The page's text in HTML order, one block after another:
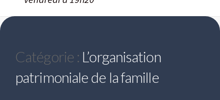
Catégorie : L’organisation
patrimoniale de la famille